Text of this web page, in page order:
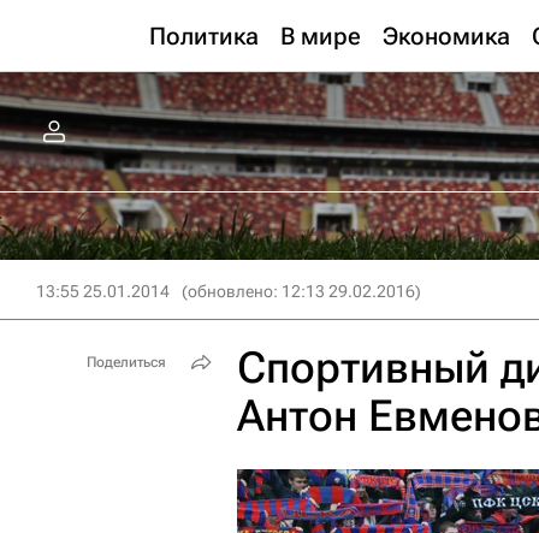
Политика В мире Экономика
13:55 25.01.2014 (обновлено: 12:13 29.02.2016)
Спортивный
Антон
Поделиться